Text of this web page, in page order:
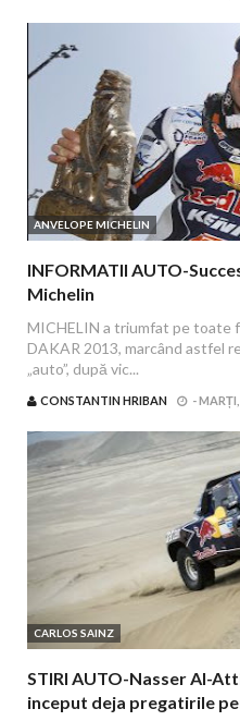
ANVELOPE MICHELIN
INFORMATII AUTO-
Michelin
MICHELIN a triumfat pe toate
DAKAR 2013, marcând astfel
„auto”, după vic...
CONSTANTIN HRIBAN -
CARLOS SAINZ
STIRI AUTO-Nasser Al-
inceput deja pregatirile